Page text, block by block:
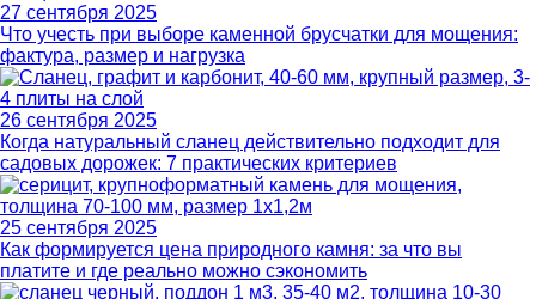
27 сентября 2025
Что учесть при выборе каменной брусчатки для мощения:
фактура, размер и нагрузка
26 сентября 2025
Когда натуральный сланец действительно подходит для
садовых дорожек: 7 практических критериев
25 сентября 2025
Как формируется цена природного камня: за что вы
платите и где реально можно сэкономить